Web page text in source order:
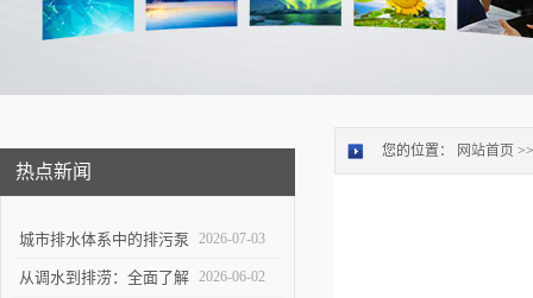
热点新闻
城市排水体系中的排污泵
站：功能定位与维护策略
2026-07-03
从调水到排涝：全面了解 2026-06-02
您的位置： 网站首页